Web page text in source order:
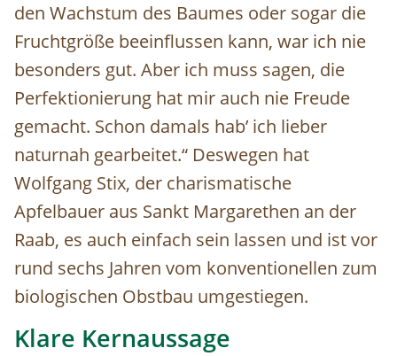
den Wachstum des Baumes oder sogar die
Fruchtgröße beeinflussen kann, war ich nie
besonders gut. Aber ich muss sagen, die
Perfektionierung hat mir auch nie Freude
gemacht. Schon damals hab’ ich lieber
naturnah gearbeitet.“ Deswegen hat
Wolfgang Stix, der charismatische
Apfelbauer aus Sankt Margarethen an der
Raab, es auch einfach sein lassen und ist vor
rund sechs Jahren vom konventionellen zum
biologischen Obstbau umgestiegen.
Klare Kernaussage